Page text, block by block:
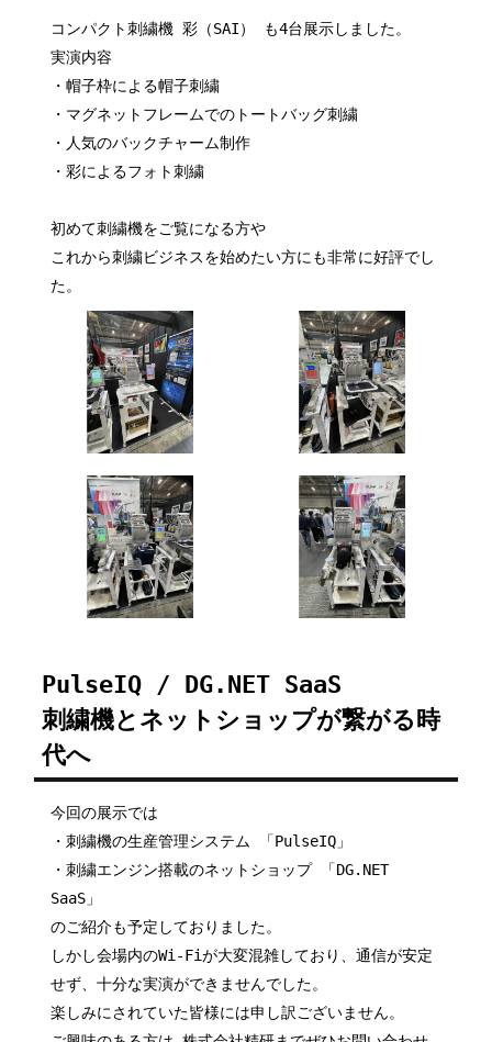
コンパクト刺繍機 彩（SAI） も4台展示しました。
実演内容
・帽子枠による帽子刺繍
・マグネットフレームでのトートバッグ刺繍
・人気のバックチャーム制作
・彩によるフォト刺繍
初めて刺繍機をご覧になる方や
これから刺繍ビジネスを始めたい方にも非常に好評でし
た。
PulseIQ / DG.NET SaaS
刺繍機とネットショップが繋がる時
代へ
今回の展示では
・刺繍機の生産管理システム 「PulseIQ」
・刺繍エンジン搭載のネットショップ 「DG.NET
SaaS」
のご紹介も予定しておりました。
しかし会場内のWi-Fiが大変混雑しており、通信が安定
せず、十分な実演ができませんでした。
楽しみにされていた皆様には申し訳ございません。